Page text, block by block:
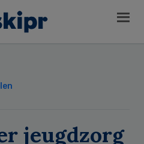
jeugdzorg